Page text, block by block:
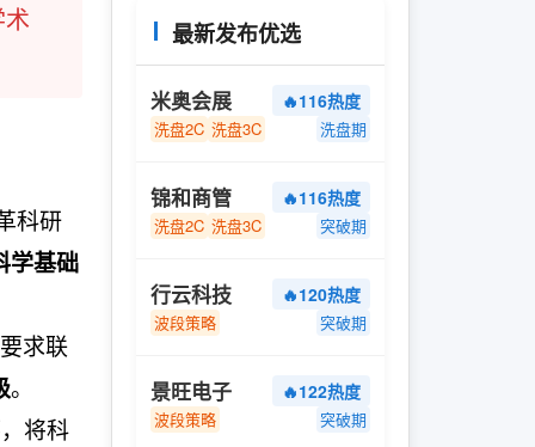
科研
学基础
求联
。
将科
最新发布优选
米奥会展 🔥116热度
洗盘2C 洗盘3C 洗盘期
锦和商管 🔥116热度
洗盘2C 洗盘3C 突破期
行云科技 🔥120热度
波段策略 突破期
景旺电子 🔥122热度
波段策略 突破期